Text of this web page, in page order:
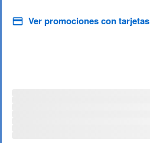
Ver promociones con tarjetas